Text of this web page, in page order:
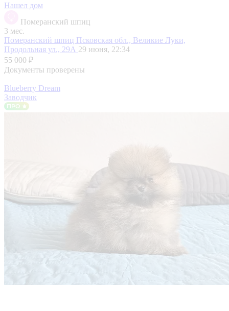
Нашел дом
Померанский шпиц
3 мес.
Померанский шпиц Псковская обл., Великие Луки,
Продольная ул., 29А 29 июня, 22:34
55 000 ₽
Документы проверены
Blueberry Dream
Заводчик